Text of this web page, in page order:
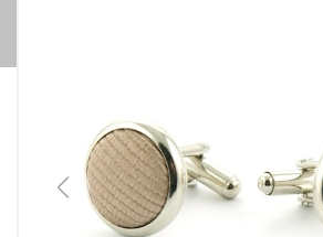
Previous